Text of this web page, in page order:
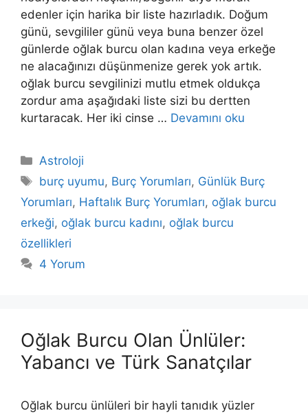
edenler için harika bir liste hazırladık. Doğum
günü, sevgililer günü veya buna benzer özel
günlerde oğlak burcu olan kadına veya erkeğe
ne alacağınızı düşünmenize gerek yok artık.
oğlak burcu sevgilinizi mutlu etmek oldukça
zordur ama aşağıdaki liste sizi bu dertten
kurtaracak. Her iki cinse … Devamını oku
Kategoriler
Astroloji
Etiketler
burç uyumu, Burç Yorumları, Günlük Burç
Yorumları, Haftalık Burç Yorumları, oğlak burcu
erkeği, oğlak burcu kadını, oğlak burcu
özellikleri
4 Yorum
Oğlak Burcu Olan Ünlüler:
Yabancı ve Türk Sanatçılar
Oğlak burcu ünlüleri bir hayli tanıdık yüzler